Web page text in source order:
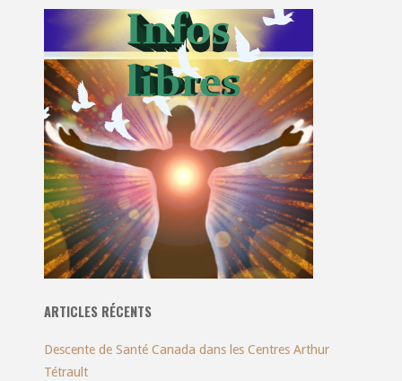
ARTICLES RÉCENTS
Descente de Santé Canada dans les Centres Arthur
Tétrault